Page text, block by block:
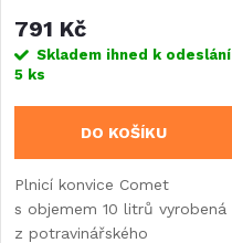
791 Kč
Skladem ihned k odeslání
5 ks
DO KOŠÍKU
Plnicí konvice Comet
s objemem 10 litrů vyrobená
z potravinářského